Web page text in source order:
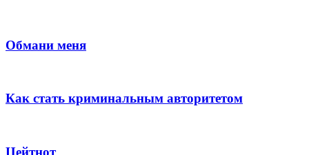
Обмани меня
Как стать криминальным авторитетом
Цейтнот